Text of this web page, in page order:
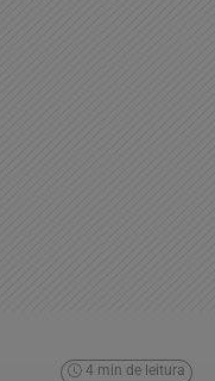
4 min de leitura